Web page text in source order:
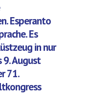
Esperanto
Es
in nur
9. August
71.